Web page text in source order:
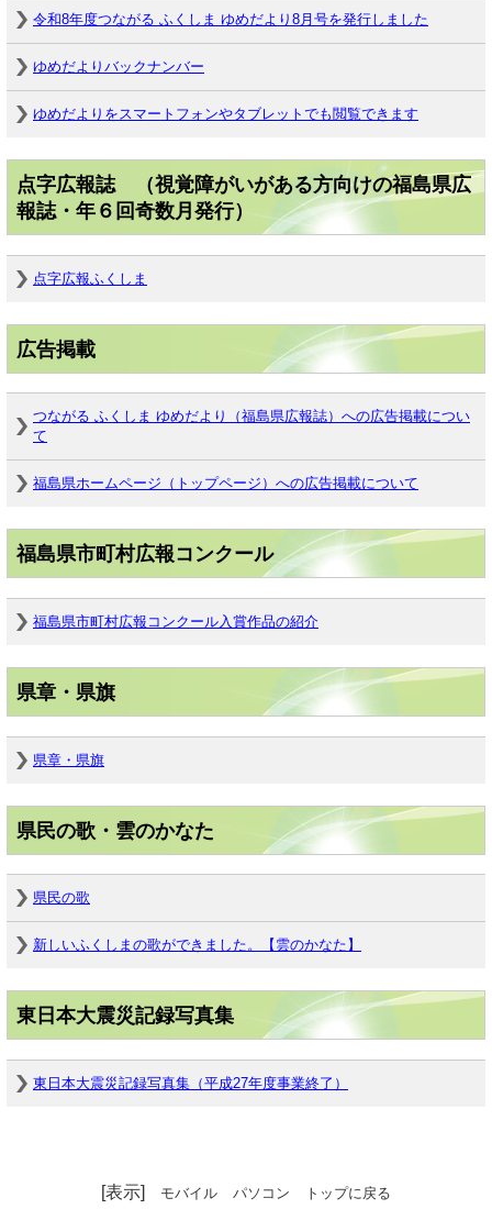
令和8年度つながる ふくしま ゆめだより8月号を発行しました
ゆめだよりバックナンバー
ゆめだよりをスマートフォンやタブレットでも閲覧できます
点字広報誌 （視覚障がいがある方向けの福島県広
報誌・年６回奇数月発行）
点字広報ふくしま
広告掲載
つながる ふくしま ゆめだより（福島県広報誌）への広告掲載につい
て
福島県ホームページ（トップページ）への広告掲載について
福島県市町村広報コンクール
福島県市町村広報コンクール入賞作品の紹介
県章・県旗
県章・県旗
県民の歌・雲のかなた
県民の歌
新しいふくしまの歌ができました。【雲のかなた】
東日本大震災記録写真集
東日本大震災記録写真集（平成27年度事業終了）
[表示] モバイル パソコン トップに戻る